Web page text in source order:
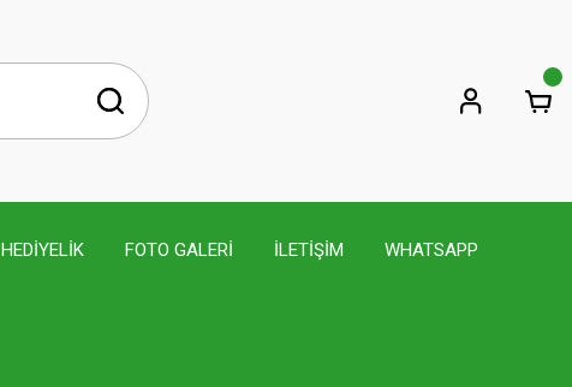
HEDİYELİK FOTO GALERİ İLETİŞİM WHATSAPP